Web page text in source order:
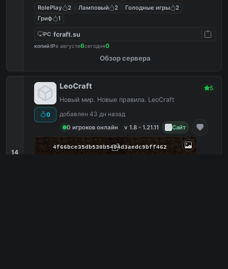
RolePlay 2 Ламповый 2 Голодные игры
2
Гриф
1
PC fcraft.su
копий IPв августе6сегодня0
Обзор сервера
14
0
LeoCraft 5
Новый мир. Новые правила. LeoCraft
добавлен 43 дн назад
0 игроков онлайн
v 1.8 - 1.21.11 Сайт
4f66bce35db530b5404d3aedc9bff462